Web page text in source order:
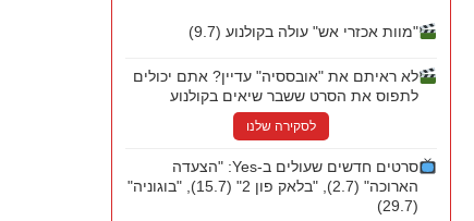
"מוות אכזרי אש" עולה בקולנוע (9.7)
לא ראיתם את "אובססיה" עדיין? אתם יכולים
לתפוס את הסרט ששבר שיאים בקולנוע
לסקירה שלנו
סרטים חדשים שעולים ב-Yes: "הצעדה
הארוכה" (2.7), "בלאק פון 2" (15.7), "בוגוניה"
(29.7)